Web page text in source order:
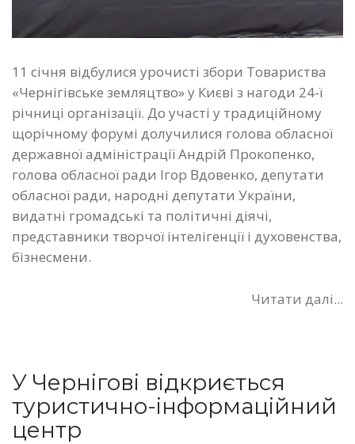
11 січня відбулися урочисті збори Товариства
«Чернігівське земляцтво» у Києві з нагоди 24-ї
річниці організації. До участі у традиційному
щорічному форумі долучилися голова обласної
державної адміністрації Андрій Прокопенко,
голова обласної ради Ігор Вдовенко, депутати
обласної ради, народні депутати України,
видатні громадські та політичні діячі,
представники творчої інтелігенції і духовенства,
бізнесмени.
Читати далі...
У Чернігові відкриється
туристично-інформаційний
центр